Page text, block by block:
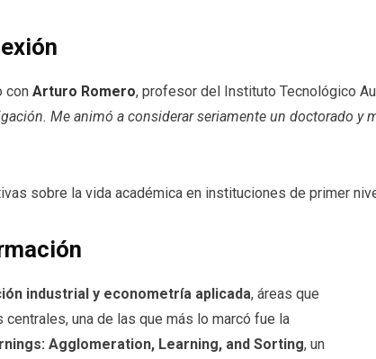
con Arturo Romero, profesor del Instituto Tecnológico
Me animó a considerar seriamente un doctorado y
sobre la vida académica en instituciones de primer
industrial y econometría aplicada, áreas que
una de las que más lo marcó fue la
Agglomeration, Learning, and Sorting, un